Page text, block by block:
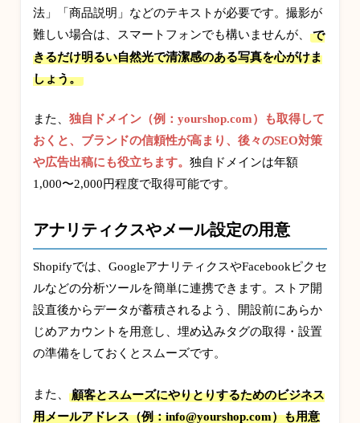
法」「商品説明」などのテキストが必要です。撮影が
難しい場合は、スマートフォンでも構いませんが、
で
きるだけ明るい自然光で清潔感のある写真を心がけま
しょう。
また、 独自ドメイン（例：yourshop.com）も取得して
おくと、ブランドの信頼性が高まり、後々のSEO対策
や広告出稿にも役立ちます。 独自ドメインは年額
1,000〜2,000円程度で取得可能です。
アナリティクスやメール設定の用意
Shopifyでは、GoogleアナリティクスやFacebookピクセ
ルなどの分析ツールを簡単に連携できます。ストア開
設直後からデータが蓄積されるよう、開設前にあらか
じめアカウントを用意し、埋め込みタグの取得・設置
の準備をしておくとスムーズです。
また、
顧客とスムーズにやりとりするためのビジネス
用メールアドレス（例：info@yourshop.com）も用意